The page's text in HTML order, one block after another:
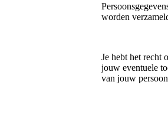
worden
Je hebt het recht
jouw eventuele
van jouw